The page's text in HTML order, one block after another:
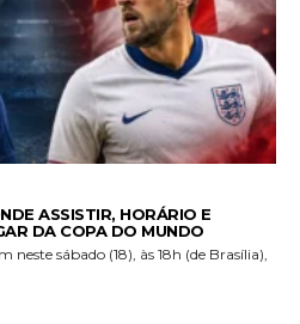
ASSISTIR, HORÁRIO E
DA COPA DO MUNDO
neste sábado (18), às 18h (de Brasília),